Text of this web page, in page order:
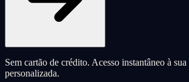
Sem cartão de crédito. Acesso instantâneo à
personalizada.